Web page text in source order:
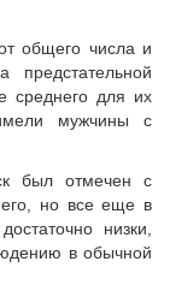
общего числа и
предстательной
среднего для их
мужчины с
был отмечен с
но все еще в
низки,
в обычной